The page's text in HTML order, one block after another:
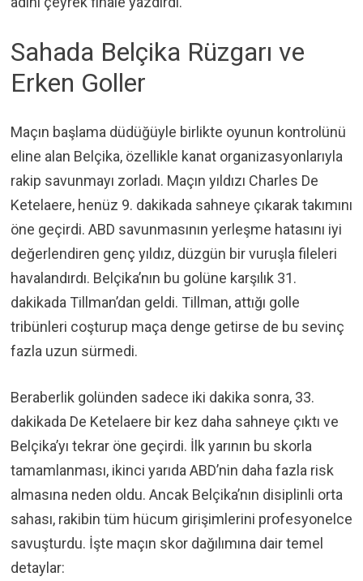
Sahada Belçika Rüzgarı ve
Erken Goller
Maçın başlama düdüğüyle birlikte oyunun kontrolünü
eline alan Belçika, özellikle kanat organizasyonlarıyla
rakip savunmayı zorladı. Maçın yıldızı Charles De
Ketelaere, henüz 9. dakikada sahneye çıkarak takımını
öne geçirdi. ABD savunmasının yerleşme hatasını iyi
değerlendiren genç yıldız, düzgün bir vuruşla fileleri
havalandırdı. Belçika’nın bu golüne karşılık 31.
dakikada Tillman’dan geldi. Tillman, attığı golle
tribünleri coşturup maça denge getirse de bu sevinç
fazla uzun sürmedi.
Beraberlik golünden sadece iki dakika sonra, 33.
dakikada De Ketelaere bir kez daha sahneye çıktı ve
Belçika’yı tekrar öne geçirdi. İlk yarının bu skorla
tamamlanması, ikinci yarıda ABD’nin daha fazla risk
almasına neden oldu. Ancak Belçika’nın disiplinli orta
sahası, rakibin tüm hücum girişimlerini profesyonelce
savuşturdu. İşte maçın skor dağılımına dair temel
detaylar: